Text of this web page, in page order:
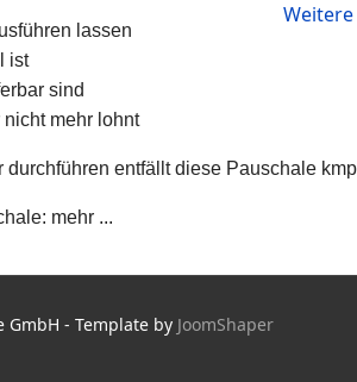
lassen
ist
sind
mehr lohnt
durchführen entfällt diese Pauschale
mehr ...
- Template by JoomShaper